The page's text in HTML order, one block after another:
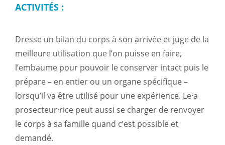
ACTIVITÉS :
Dresse un bilan du corps à son arrivée et juge de la
meilleure utilisation que l’on puisse en faire,
l’embaume pour pouvoir le conserver intact puis le
prépare – en entier ou un organe spécifique –
lorsqu’il va être utilisé pour une expérience. Le·a
prosecteur·rice peut aussi se charger de renvoyer
le corps à sa famille quand c’est possible et
demandé.